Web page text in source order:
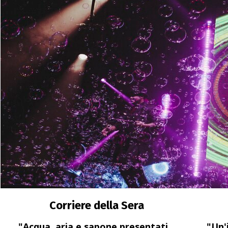
Corriere della Sera
Guida
Guida intrattenimento
programma elegante,
27 luglio 2026
Intrattenimento per
Intrattenimento per
per varietà, gala e prime
25 luglio 2026
Spettacolo per navi
Uno spettacolo per navi